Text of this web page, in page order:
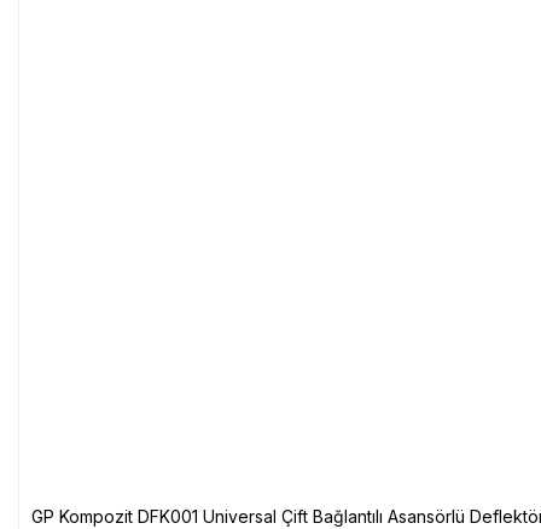
GP Kompozit DFK001 Universal Çift Bağlantılı Asansörlü